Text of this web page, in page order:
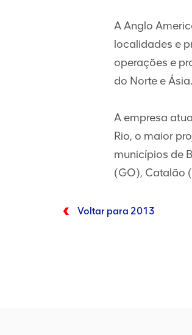
A Anglo
localidades e
operações e
do Norte e Ásia.
A empresa
Rio, o maior
municípios de
(GO), Catalão
Voltar para 2013